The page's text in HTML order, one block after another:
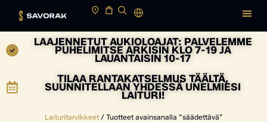
LAAJENNETUT AUKIOLOAJAT: PALVELEMME
PUHELIMITSE ARKISIN KLO 7-19 JA
LAUANTAISIN 10-17
TILAA RANTAKATSELMUS TÄÄLTÄ,
SUUNNITELLAAN YHDESSÄ UNELMIESI
LAITURI!
Laituritarvikkeet/ Tuotteet avainsanalla “säädettävä”